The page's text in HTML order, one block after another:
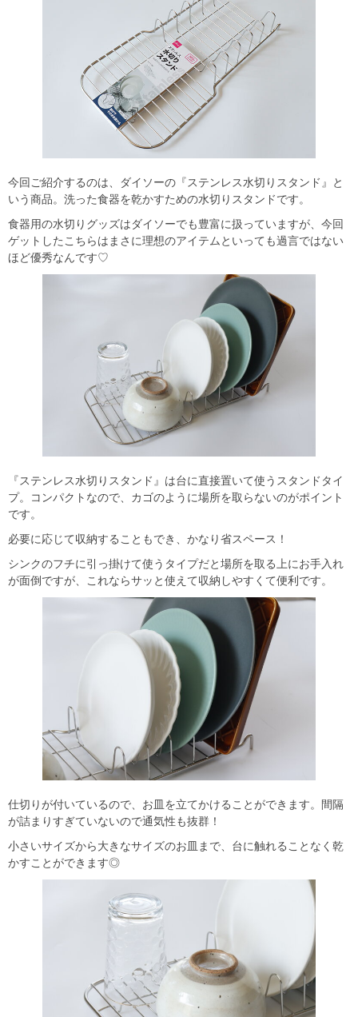
今回ご紹介するのは、ダイソーの『ステンレス水切りスタンド』と
いう商品。洗った食器を乾かすための水切りスタンドです。
食器用の水切りグッズはダイソーでも豊富に扱っていますが、今回
ゲットしたこちらはまさに理想のアイテムといっても過言ではない
ほど優秀なんです♡
『ステンレス水切りスタンド』は台に直接置いて使うスタンドタイ
プ。コンパクトなので、カゴのように場所を取らないのがポイント
です。
必要に応じて収納することもでき、かなり省スペース！
シンクのフチに引っ掛けて使うタイプだと場所を取る上にお手入れ
が面倒ですが、これならサッと使えて収納しやすくて便利です。
仕切りが付いているので、お皿を立てかけることができます。間隔
が詰まりすぎていないので通気性も抜群！
小さいサイズから大きなサイズのお皿まで、台に触れることなく乾
かすことができます◎